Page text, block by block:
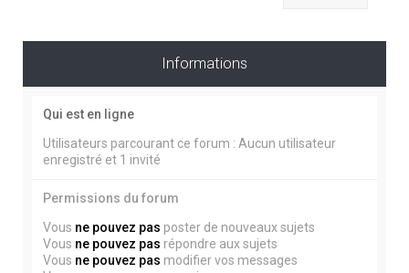
Informations
Qui est en ligne
Utilisateurs parcourant ce forum : Aucun utilisateur
enregistré et 1 invité
Permissions du forum
Vous ne pouvez pas poster de nouveaux sujets
Vous ne pouvez pas répondre aux sujets
Vous ne pouvez pas modifier vos messages